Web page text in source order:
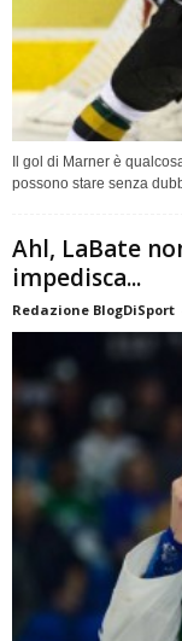
Il gol di Marner è
possono stare senza
Ahl, LaBate
impedisca...
Redazione BlogDiSport